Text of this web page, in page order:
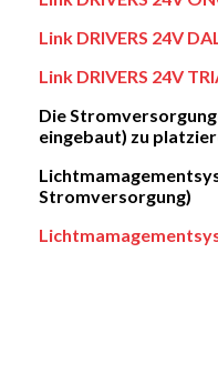
Link DRIVERS 24V
Link DRIVERS 24V
Die
eingebaut) zu
Stromversorgung)